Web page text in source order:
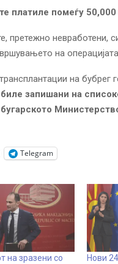
платиле помеѓу
претежно невработени,
на операцијата.
на бубрег
запишани на
бугарското
Telegram
на зразени со
Нови